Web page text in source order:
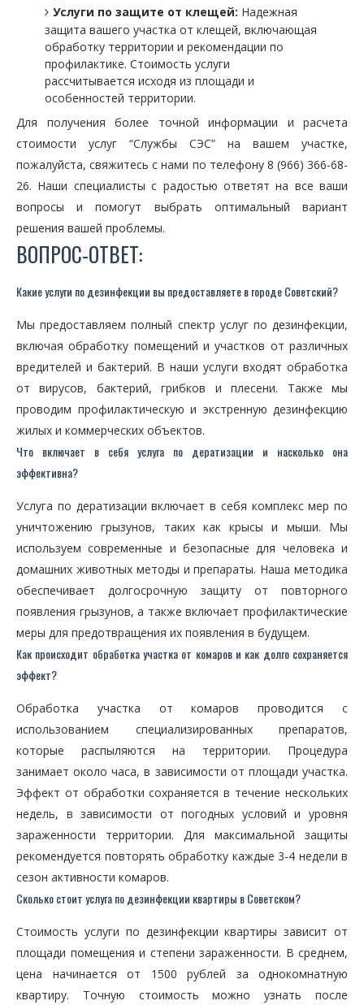
Услуги по защите от клещей: Надежная
защита вашего участка от клещей, включающая
обработку территории и рекомендации по
профилактике. Стоимость услуги
рассчитывается исходя из площади и
особенностей территории.
Для получения более точной информации и расчета
стоимости услуг “Службы СЭС” на вашем участке,
пожалуйста, свяжитесь с нами по телефону 8 (966) 366-68-
26. Наши специалисты с радостью ответят на все ваши
вопросы и помогут выбрать оптимальный вариант
решения вашей проблемы.
ВОПРОС-ОТВЕТ:
Какие услуги по дезинфекции вы предоставляете в городе Советский?
Мы предоставляем полный спектр услуг по дезинфекции,
включая обработку помещений и участков от различных
вредителей и бактерий. В наши услуги входят обработка
от вирусов, бактерий, грибков и плесени. Также мы
проводим профилактическую и экстренную дезинфекцию
жилых и коммерческих объектов.
Что включает в себя услуга по дератизации и насколько она
эффективна?
Услуга по дератизации включает в себя комплекс мер по
уничтожению грызунов, таких как крысы и мыши. Мы
используем современные и безопасные для человека и
домашних животных методы и препараты. Наша методика
обеспечивает долгосрочную защиту от повторного
появления грызунов, а также включает профилактические
меры для предотвращения их появления в будущем.
Как происходит обработка участка от комаров и как долго сохраняется
эффект?
Обработка участка от комаров проводится с
использованием специализированных препаратов,
которые распыляются на территории. Процедура
занимает около часа, в зависимости от площади участка.
Эффект от обработки сохраняется в течение нескольких
недель, в зависимости от погодных условий и уровня
зараженности территории. Для максимальной защиты
рекомендуется повторять обработку каждые 3-4 недели в
сезон активности комаров.
Сколько стоит услуга по дезинфекции квартиры в Советском?
Стоимость услуги по дезинфекции квартиры зависит от
площади помещения и степени зараженности. В среднем,
цена начинается от 1500 рублей за однокомнатную
квартиру. Точную стоимость можно узнать после